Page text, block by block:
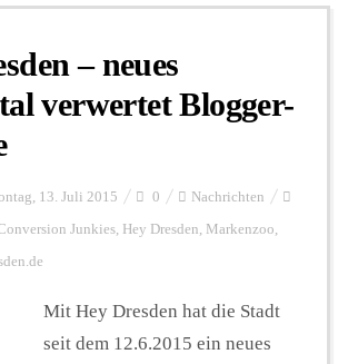
Personalien
Beiträge
Podcast
– neues
verwertet Blogger-
13. Juli 2015 0 Nachrichten
Junkies, Hey Dresden, Markenzoo,
Mit Hey Dresden hat die Stadt
seit dem 12.6.2015 ein neues